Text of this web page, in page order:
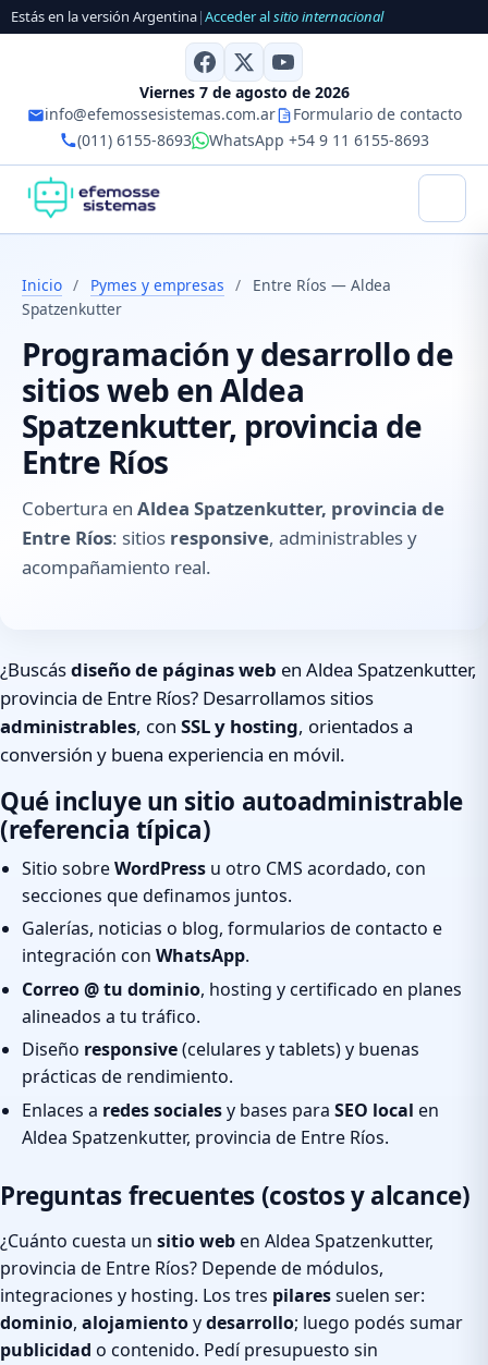
Estás en la versión Argentina|Acceder alsitio internacional
Viernes 7 de agosto de 2026
info@efemossesistemas.com.ar
Formulario de contacto
(011) 6155-8693
WhatsApp +54 9 11 6155-8693
Inicio / Pymes y empresas /
Entre Ríos — Aldea
Spatzenkutter
Programación y desarrollo de
sitios web en Aldea
Spatzenkutter, provincia de
Entre Ríos
Cobertura en Aldea Spatzenkutter, provincia de
Entre Ríos: sitios responsive, administrables y
acompañamiento real.
¿Buscásdiseño de páginas web en Aldea Spatzenkutter,
provincia de Entre Ríos? Desarrollamos sitios
administrables, con SSL y hosting, orientados a
conversión y buena experiencia en móvil.
Qué incluye un sitio autoadministrable
(referencia típica)
Sitio sobreWordPress u otro CMS acordado, con
secciones que definamos juntos.
Galerías, noticias o blog, formularios de contacto e
integración con WhatsApp.
Correo @ tu dominio, hosting y certificado en planes
alineados a tu tráfico.
Diseño responsive(celulares y tablets) y buenas
prácticas de rendimiento.
Enlaces a redes socialesy bases para SEO local en
Aldea Spatzenkutter, provincia de Entre Ríos.
Preguntas frecuentes (costos y alcance)
¿Cuánto cuesta un sitio weben Aldea Spatzenkutter,
provincia de Entre Ríos? Depende de módulos,
integraciones y hosting. Los tres pilaressuelen ser:
dominio, alojamientoydesarrollo; luego podés sumar
publicidad o contenido. Pedí presupuesto sin